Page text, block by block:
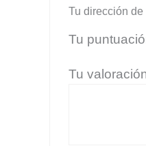
Tu dirección
Tu
Tu